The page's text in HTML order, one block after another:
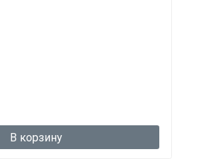
В корзину